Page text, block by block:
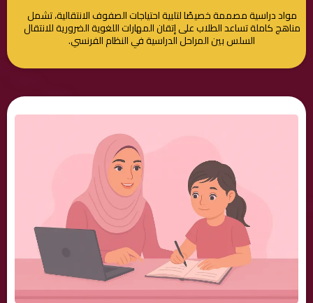
مواد دراسية مصممة خصيصًا لتلبية احتياجات الصفوف الانتقالية، تشمل
مناهج كاملة تساعد الطلاب على إتقان المهارات اللغوية الضرورية للانتقال
السلس بين المراحل الدراسية في النظام الفرنسي.